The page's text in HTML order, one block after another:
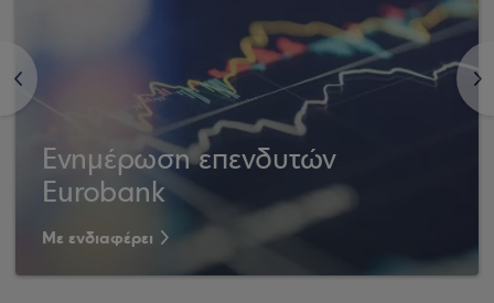
<
Ενημέρωση επενδυτών
Eurobank
Με ενδιαφέρει
>